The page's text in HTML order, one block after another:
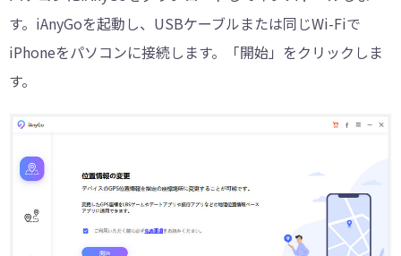
す。iAnyGoを起動し、USBケーブルまたは同じWi-Fiで
iPhoneをパソコンに接続します。「開始」をクリックしま
す。